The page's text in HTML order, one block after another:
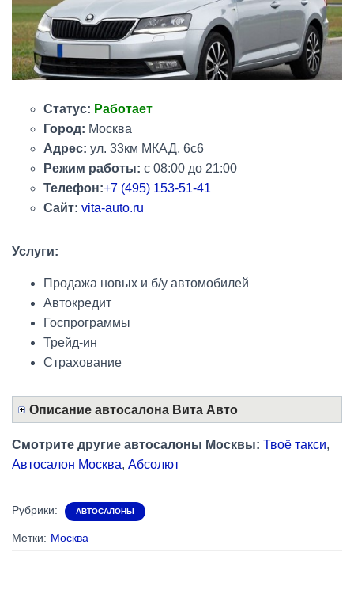
Статус: Работает
Город: Москва
Адрес: ул. 33км МКАД, 6с6
Режим работы: с 08:00 до 21:00
Телефон:+7 (495) 153-51-41
Сайт: vita-auto.ru
Услуги:
Продажа новых и б/у автомобилей
Автокредит
Госпрограммы
Трейд-ин
Страхование
Описание автосалона Вита Авто
Смотрите другие автосалоны Москвы: Твоё такси,
Автосалон Москва, Абсолют
Рубрики: АВТОСАЛОНЫ
Метки: Москва